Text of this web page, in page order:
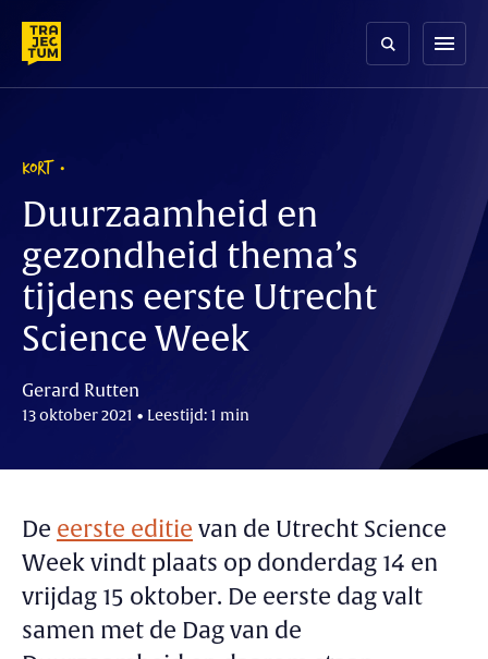
content
menu
KORT
Duurzaamheid en
gezondheid thema’s
tijdens eerste Utrecht
Science Week
Gerard Rutten
13 oktober 2021 • Leestijd: 1 min
De eerste editie van de Utrecht Science
Week vindt plaats op donderdag 14 en
vrijdag 15 oktober. De eerste dag valt
samen met de Dag van de